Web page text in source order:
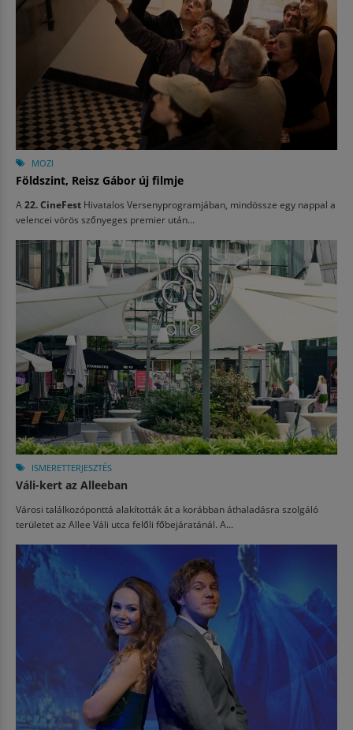
MOZI
Földszint, Reisz Gábor új filmje
A 22. CineFest Hivatalos Versenyprogramjában, mindössze egy nappal a
velencei vörös szőnyeges premier után...
ISMERETTERJESZTÉS
Váli-kert az Alleeban
Városi találkozóponttá alakították át a korábban áthaladásra szolgáló
területet az Allee Váli utca felőli főbejáratánál. A...